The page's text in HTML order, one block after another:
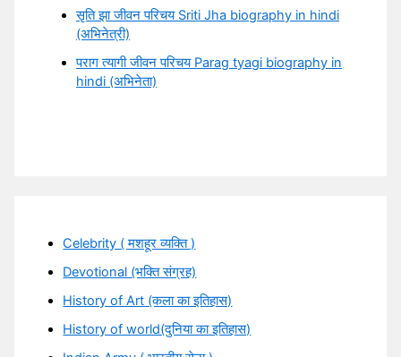
सृति झा जीवन परिचय Sriti Jha biography in hindi
(अभिनेत्री)
पराग त्यागी जीवन परिचय Parag tyagi biography in
hindi (अभिनेता)
Celebrity ( मशहूर व्यक्ति )
Devotional (भक्ति संग्रह)
History of Art (कला का इतिहास)
History of world(दुनिया का इतिहास)